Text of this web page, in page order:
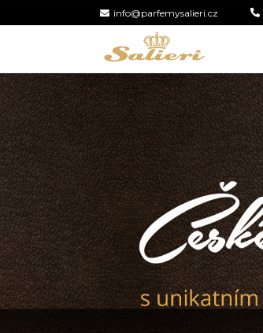
info@parfemysalieri.cz